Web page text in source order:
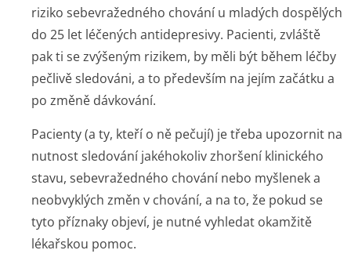
riziko sebevražedného chování u mladých dospělých
do 25 let léčených antidepresivy. Pacienti, zvláště
pak ti se zvýšeným rizikem, by měli být během léčby
pečlivě sledováni, a to především na jejím začátku a
po změně dávkování.
Pacienty (a ty, kteří o ně pečují) je třeba upozornit na
nutnost sledování jakéhokoliv zhoršení klinického
stavu, sebevražedného chování nebo myšlenek a
neobvyklých změn v chování, a na to, že pokud se
tyto příznaky objeví, je nutné vyhledat okamžitě
lékařskou pomoc.